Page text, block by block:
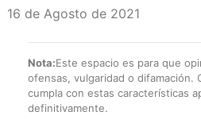
16 de Agosto de 2021
Nota:Este espacio es para que
ofensas, vulgaridad o difamación.
cumpla con estas características
definitivamente.